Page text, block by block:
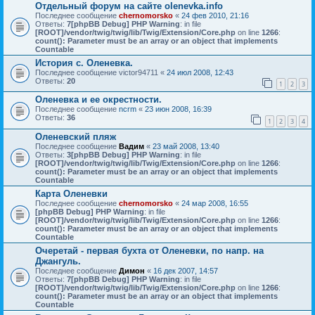
Отдельный форум на сайте olenevka.info
Последнее сообщение chernomorsko « 24 фев 2010, 21:16
Ответы: 7[phpBB Debug] PHP Warning: in file
[ROOT]/vendor/twig/twig/lib/Twig/Extension/Core.php on line 1266:
count(): Parameter must be an array or an object that implements
Countable
История с. Оленевка.
Последнее сообщение victor94711 « 24 июл 2008, 12:43
Ответы: 20 1 2 3
Оленевка и ее окрестности.
Последнее сообщение ncrm « 23 июн 2008, 16:39
Ответы: 36 1 2 3 4
Оленевский пляж
Последнее сообщение Вадим « 23 май 2008, 13:40
Ответы: 3[phpBB Debug] PHP Warning: in file
[ROOT]/vendor/twig/twig/lib/Twig/Extension/Core.php on line 1266:
count(): Parameter must be an array or an object that implements
Countable
Карта Оленевки
Последнее сообщение chernomorsko « 24 мар 2008, 16:55
[phpBB Debug] PHP Warning: in file
[ROOT]/vendor/twig/twig/lib/Twig/Extension/Core.php on line 1266:
count(): Parameter must be an array or an object that implements
Countable
Очеретай - первая бухта от Оленевки, по напр. на
Джангуль.
Последнее сообщение Димон « 16 дек 2007, 14:57
Ответы: 7[phpBB Debug] PHP Warning: in file
[ROOT]/vendor/twig/twig/lib/Twig/Extension/Core.php on line 1266:
count(): Parameter must be an array or an object that implements
Countable